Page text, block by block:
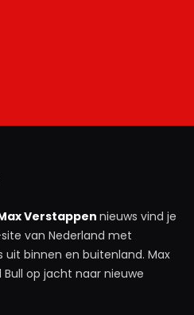
Verstappennieuws vind je
site van Nederland met
uit binnen en buitenland. Max
op jacht naar nieuwe